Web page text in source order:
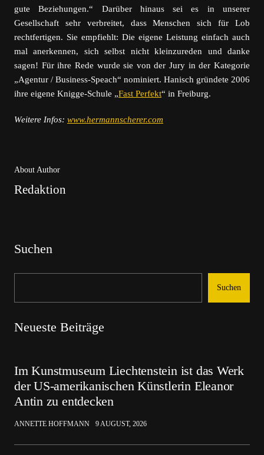
gute Beziehungen.“ Darüber hinaus sei es in unserer
Gesellschaft sehr verbreitet, dass Menschen sich für Lob
rechtfertigen. Sie empfiehlt: Die eigene Leistung einfach auch
mal anerkennen, sich selbst nicht kleinzureden und danke
sagen! Für ihre Rede wurde sie von der Jury in der Kategorie
„Agentur / Business-Speach“ nominiert. Hanisch gründete 2006
ihre eigene Knigge-Schule „Fast Perfekt“ in Freiburg.
Weitere Infos: www.hermannscherer.com
About Author
Redaktion
Suchen
Suchen
Neueste Beiträge
Im Kunstmuseum Liechtenstein ist das Werk
der US-amerikanischen Künstlerin Eleanor
Antin zu entdecken
ANNETTE HOFFMANN 9 AUGUST, 2026